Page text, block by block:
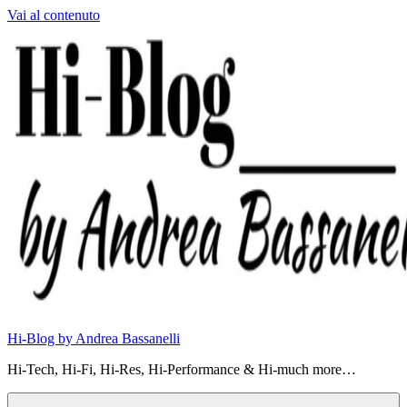
Vai al contenuto
Hi-Blog by Andrea Bassanelli
Hi-Tech, Hi-Fi, Hi-Res, Hi-Performance & Hi-much more…